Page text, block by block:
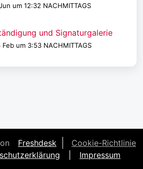
um 12:32 NACHMITTAGS
und Signaturgalerie
um 3:53 NACHMITTAGS
Freshdesk
Cookie-Richtlinie
Impressum